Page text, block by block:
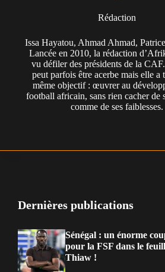
Rédaction
Issa Hayatou, Ahmad Ahmad,
Lancée en 2010, la rédaction
vu défiler des présidents de la
peut parfois être acerbe mais elle a
même objectif : œuvrer au
football africain, sans rien cacher de
comme de ses faiblesses.
Dernières publications
Sénégal : un énorme
pour la FSF dans le
Thiaw !